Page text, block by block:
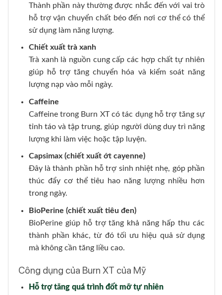
Thành phần này thường được nhắc đến với vai trò
hỗ trợ vận chuyển chất béo đến nơi cơ thể có thể
sử dụng làm năng lượng.
Chiết xuất trà xanh
Trà xanh là nguồn cung cấp các hợp chất tự nhiên
giúp hỗ trợ tăng chuyển hóa và kiểm soát năng
lượng nạp vào mỗi ngày.
Caffeine
Caffeine trong Burn XT có tác dụng hỗ trợ tăng sự
tỉnh táo và tập trung, giúp người dùng duy trì năng
lượng khi làm việc hoặc tập luyện.
Capsimax (chiết xuất ớt cayenne)
Đây là thành phần hỗ trợ sinh nhiệt nhẹ, góp phần
thúc đẩy cơ thể tiêu hao năng lượng nhiều hơn
trong ngày.
BioPerine (chiết xuất tiêu đen)
BioPerine giúp hỗ trợ tăng khả năng hấp thu các
thành phần khác, từ đó tối ưu hiệu quả sử dụng
mà không cần tăng liều cao.
Công dụng của Burn XT của Mỹ
Hỗ trợ tăng quá trình đốt mỡ tự nhiên